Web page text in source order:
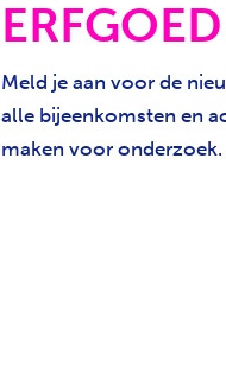
ERFGOED
Meld je aan voor de
alle bijeenkomsten en
maken voor onderzoek.